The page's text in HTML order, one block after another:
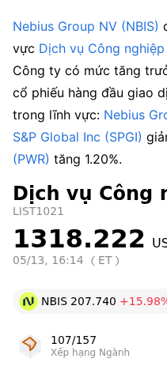
Nebius Group NV (NBIS)
vực Dịch vụ Công
Công ty có mức tăng
cổ phiếu hàng đầu giao
trong lĩnh vực: Nebius
S&P Global Inc (SPGI)
(PWR) tăng 1.20%.